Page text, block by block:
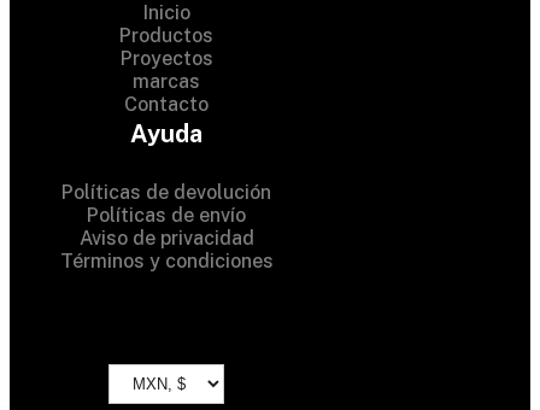
Inicio
Productos
Proyectos
marcas
Contacto
Ayuda
Políticas de devolución
Políticas de envío
Aviso de privacidad
Términos y condiciones